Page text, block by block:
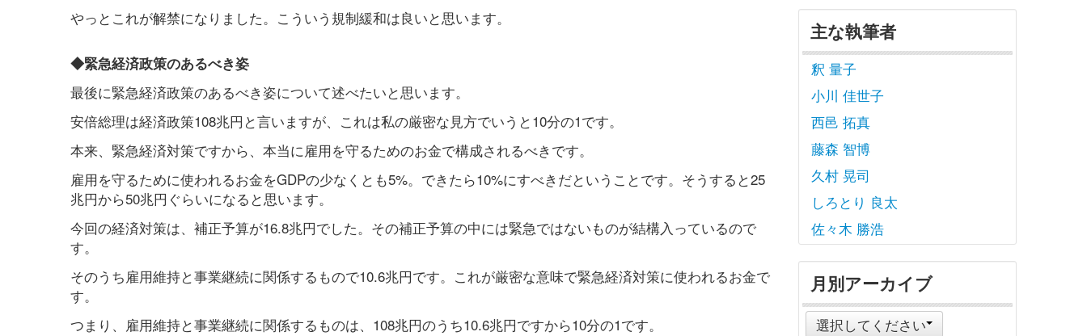
やっとこれが解禁になりました。こういう規制緩和は良いと思います。
◆緊急経済政策のあるべき姿
最後に緊急経済政策のあるべき姿について述べたいと思います。
安倍総理は経済政策108兆円と言いますが、これは私の厳密な見方でいうと10分の1です。
本来、緊急経済対策ですから、本当に雇用を守るためのお金で構成されるべきです。
雇用を守るために使われるお金をGDPの少なくとも5%。できたら10%にすべきだということです。そうすると25
兆円から50兆円ぐらいになると思います。
今回の経済対策は、補正予算が16.8兆円でした。その補正予算の中には緊急ではないものが結構入っているので
す。
そのうち雇用維持と事業継続に関係するもので10.6兆円です。これが厳密な意味で緊急経済対策に使われるお金で
す。
つまり、雇用維持と事業継続に関係するものは、108兆円のうち10.6兆円ですから10分の1です。
主な執筆者
釈 量子
小川 佳世子
西邑 拓真
藤森 智博
久村 晃司
しろとり 良太
佐々木 勝浩
月別アーカイブ
選択してください